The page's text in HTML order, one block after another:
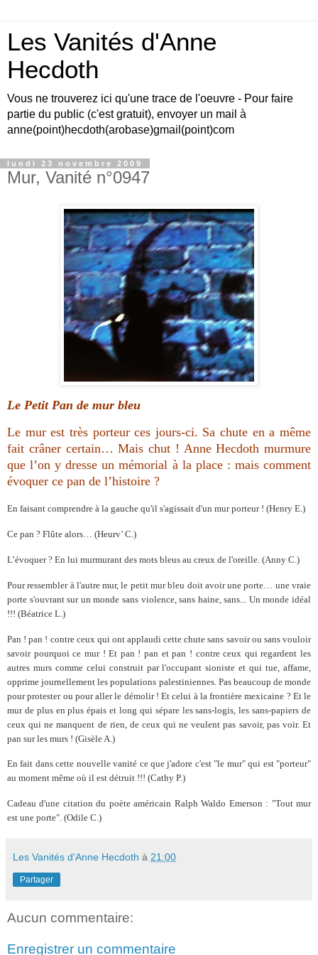
Les Vanités d'Anne
Hecdoth
Vous ne trouverez ici qu'une trace de l'oeuvre - Pour faire
partie du public (c'est gratuit), envoyer un mail à
anne(point)hecdoth(arobase)gmail(point)com
lundi 23 novembre 2009
Mur, Vanité n°0947
Le Petit Pan de mur bleu
Le mur est très porteur ces jours-ci. Sa chute en a même
fait crâner certain… Mais chut ! Anne Hecdoth murmure
que l’on y dresse un mémorial à la place : mais comment
évoquer ce pan de l’histoire ?
En faisant comprendre à la gauche qu'il s'agissait d'un mur porteur ! (Henry E.)
Ce pan ? Flûte alors… (Heurv’ C.)
L’évoquer ? En lui murmurant des mots bleus au creux de l'oreille. (Anny C.)
Pour ressembler à l'autre mur, le petit mur bleu doit avoir une porte… une vraie
porte s'ouvrant sur un monde sans violence, sans haine, sans... Un monde idéal
!!! (Béatrice L.)
Pan ! pan ! contre ceux qui ont applaudi cette chute sans savoir ou sans vouloir
savoir pourquoi ce mur ! Et pan ! pan et pan ! contre ceux qui regardent les
autres murs comme celui construit par l'occupant sioniste et qui tue, affame,
opprime journellement les populations palestiniennes. Pas beaucoup de monde
pour protester ou pour aller le démolir ! Et celui à la frontière mexicaine ? Et le
mur de plus en plus épais et long qui sépare les sans-logis, les sans-papiers de
ceux qui ne manquent de rien, de ceux qui ne veulent pas savoir, pas voir. Et
pan sur les murs ! (Gisèle A.)
En fait dans cette nouvelle vanité ce que j'adore c'est "le mur" qui est "porteur"
au moment même où il est détruit !!! (Cathy P.)
Cadeau d'une citation du poète américain Ralph Waldo Emerson : "Tout mur
est une porte". (Odile C.)
Les Vanités d'Anne Hecdoth à 21:00
Partager
Aucun commentaire:
Enregistrer un commentaire